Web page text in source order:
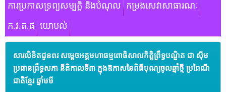
ការប្រកាសទ្រព្យសម្បត្តិ និងបំណុល កម្រងសេវាសាធារណៈ
ក.វ.ត.ផ យោបល់
សារលិខិតជូនពរ សម្ដេចអគ្គមហាធម្មពោធិសាលកិត្តិព្រឹទ្ធបណ្ឌិត ជា ស៊ីម​
ប្រធានព្រឹទ្ធសភា នីតិកាលទី៣ ក្នុងឱកាសនៃពិធីបុណ្យចូលឆ្នាំថ្មី ប្រពៃណី
ជាតិខ្មែរ ឆ្នាំមមី